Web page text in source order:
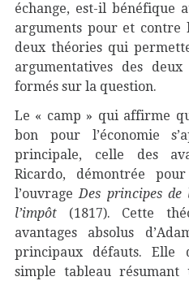
échange, est-il bénéfique
arguments pour et contre
deux théories qui
argumentatives des
formés sur la question.
Le « camp » qui affirme
bon pour l’économie
principale, celle des
Ricardo, démontrée
l’ouvrageDes principes de
l’impôt (1817). Cette
avantages absolus
principaux défauts. Elle
simple tableau résumant